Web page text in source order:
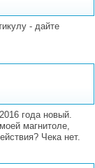
- дайте
года новый.
магнитоле,
Чека нет.